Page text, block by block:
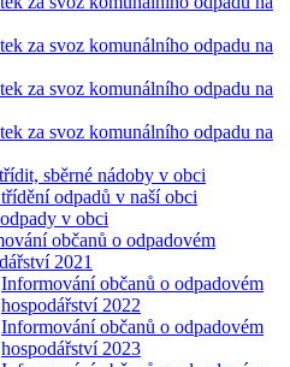
za svoz komunálního odpadu na
za svoz komunálního odpadu na
za svoz komunálního odpadu na
sběrné nádoby v obci
odpadů v naší obci
v obci
občanů o odpadovém
2021
Informování občanů o odpadovém
hospodářství 2022
Informování občanů o odpadovém
hospodářství 2023